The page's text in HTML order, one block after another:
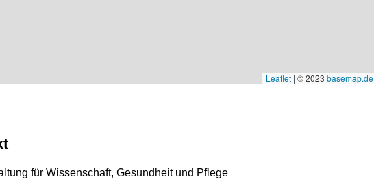
Leaflet | © 2023 basemap.de
für Wissenschaft, Gesundheit und Pflege